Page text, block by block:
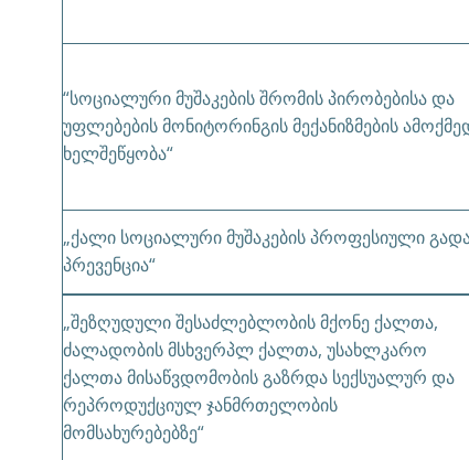
“სოციალური მუშაკების შრომის პირობებისა და
უფლებების მონიტორინგის მექანიზმების
ხელშეწყობა“
„ქალი სოციალური მუშაკების პროფესიული
პრევენცია“
„შეზღუდული შესაძლებლობის მქონე ქალთა,
ძალადობის მსხვერპლ ქალთა, უსახლკარო
ქალთა მისაწვდომობის გაზრდა სექსუალურ და
რეპროდუქციულ ჯანმრთელობის
მომსახურებებზე“